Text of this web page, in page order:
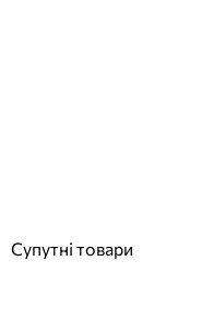
Супутні товари